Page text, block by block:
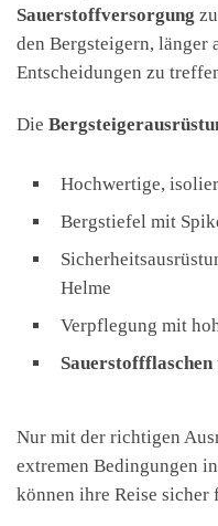
Sauerstoffversorgung
den Bergsteigern,
Entscheidungen zu
Die
Hochwertige,
Bergstiefel mit
Helme
Verpflegung mit
Sauerstoffflaschen
Nur mit der richtigen
extremen Bedingungen
können ihre Reise sicher